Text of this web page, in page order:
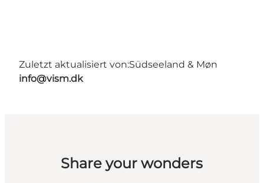
Zuletzt aktualisiert von:Südseeland & Møn
info@vism.dk
Share your wonders